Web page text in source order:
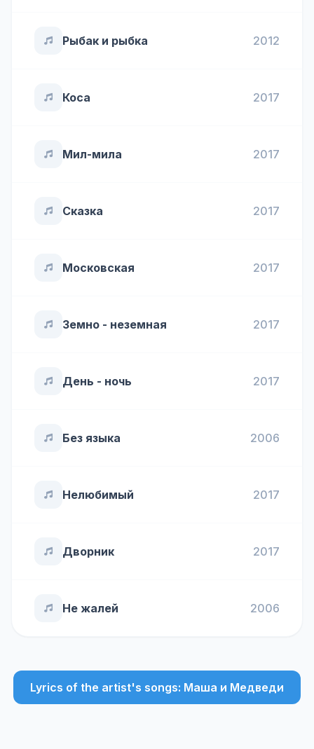
Рыбак и рыбка 2012
Коса 2017
Мил-мила 2017
Сказка 2017
Московская 2017
Земно - неземная 2017
День - ночь 2017
Без языка 2006
Нелюбимый 2017
Дворник 2017
Не жалей 2006
Lyrics of the artist's songs: Маша и Медведи